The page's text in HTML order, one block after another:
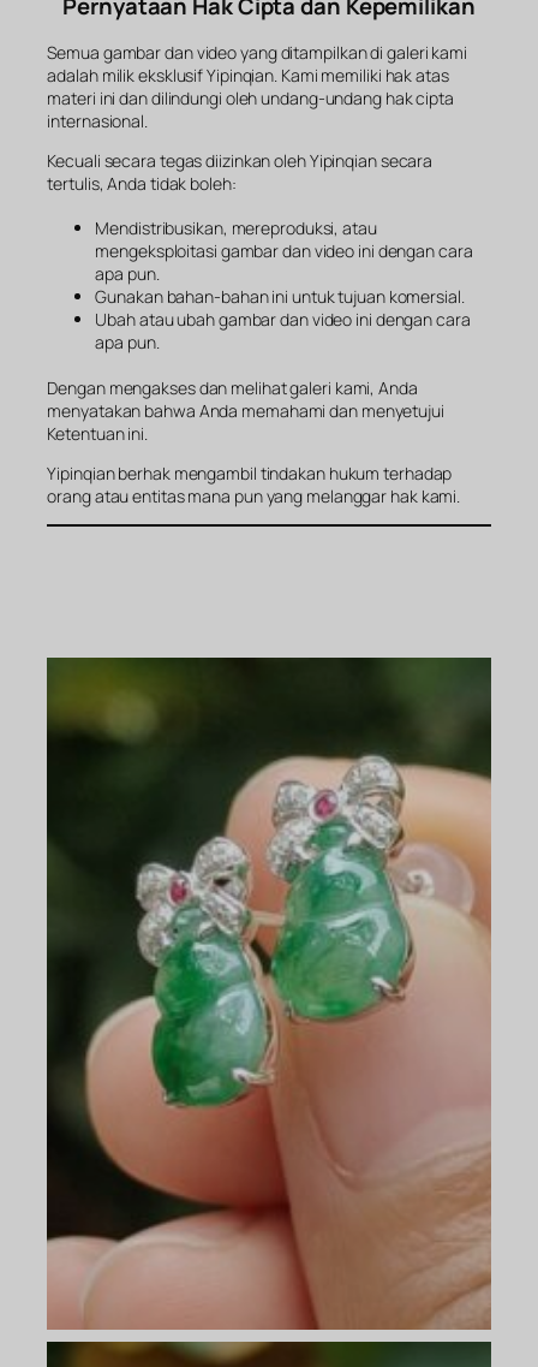
Pernyataan Hak Cipta dan Kepemilikan
Semua gambar dan video yang ditampilkan di galeri kami
adalah milik eksklusif Yipinqian. Kami memiliki hak atas
materi ini dan dilindungi oleh undang-undang hak cipta
internasional.
Kecuali secara tegas diizinkan oleh Yipinqian secara
tertulis, Anda tidak boleh:
Mendistribusikan, mereproduksi, atau
mengeksploitasi gambar dan video ini dengan cara
apa pun.
Gunakan bahan-bahan ini untuk tujuan komersial.
Ubah atau ubah gambar dan video ini dengan cara
apa pun.
Dengan mengakses dan melihat galeri kami, Anda
menyatakan bahwa Anda memahami dan menyetujui
Ketentuan ini.
Yipinqian berhak mengambil tindakan hukum terhadap
orang atau entitas mana pun yang melanggar hak kami.